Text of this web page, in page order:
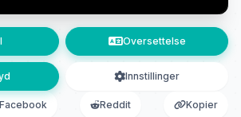
Oversettelse
Innstillinger
Facebook Reddit Kopier